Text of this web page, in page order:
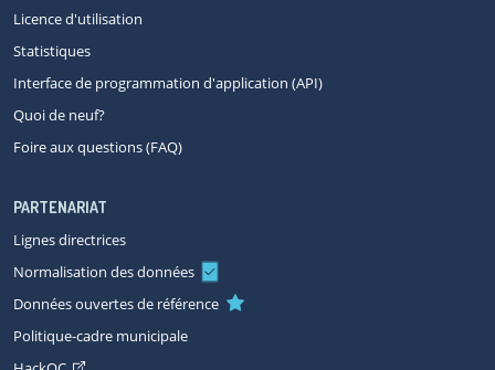
Licence d'utilisation
Statistiques
Interface de programmation d'application (API)
Quoi de neuf?
Foire aux questions (FAQ)
PARTENARIAT
Lignes directrices
Normalisation des données
Données ouvertes de référence
Politique-cadre municipale